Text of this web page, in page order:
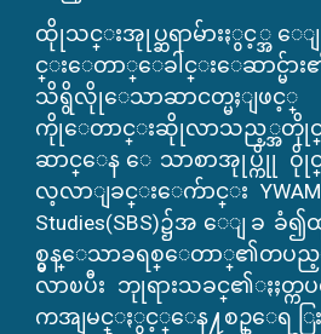
ထိုုသင္းအုုပ္ဆရာမ်ားႏွင့္အ ေ
င္းေတာ္ေခါင္းေဆာင္မ်ာ
သိရွိလိုုေသာဆာငတ္မႈျဖင့္
ကိုုေတာင္းဆိုုလာသည့္အတိုု
ဆာင္ေန ေသာစာအုုပ္ကိုု ဝိုုင္
လ့လာျခင္းေက်ာင္း YWAM
Studies(SBS)၌အ ေျခ ခံ၍
စ္မွန္ေသာခရစ္ေတာ္၏တပည့္
လာၿပီး ဘုုရားသခင္၏ႏႈ
ကအျမင္ႏွင့္ေန႔စဥ္ေရ ြ